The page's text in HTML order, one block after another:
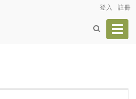
登入 註冊